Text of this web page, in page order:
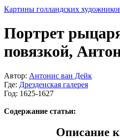
Картины голландских
Портрет
повязкой,
Автор: Антонис ван Дейк
Где: Дрезденская галерея
Год: 1625-1627
Содержание статьи:
Описание